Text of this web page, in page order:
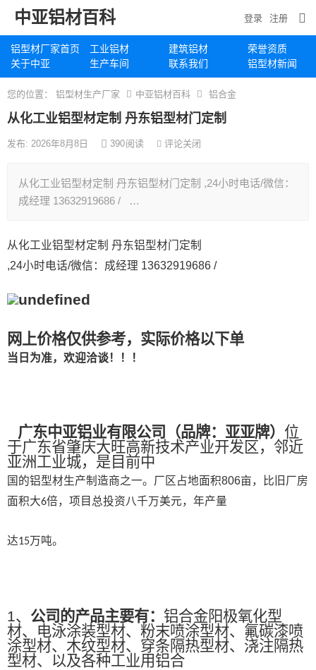
中亚铝材百科
铝型材厂家首页 工业铝材 建筑铝材
荣誉资质
关于中亚
生产车间 联系我们 铝型材新闻
登录 注册
您的位置： 铝型材生产厂家 中亚铝材百科 铝合金
从化工业铝型材定制 丹东铝型材门定制
发布: 2026年8月8日 390阅读 评论关闭
从化工业铝型材定制 丹东铝型材门定制 ,24小时电话/微信：
成经理 13632919686 / …
从化工业铝型材定制 丹东铝型材门定制
,24小时电话/微信：成经理 13632919686 /
网上价格仅供参考，实际价格以下单
当日为准，欢迎洽谈！！！
广东中亚铝业有限公司 （品牌：亚亚牌） 位
于广东省肇庆大旺高新技术产业开发区，邻近
亚洲工业城，是目前中
国的铝型材生产制造商之一。 厂区占地面积806亩，比旧厂房
面积大6倍，项目总投资八千万美元，年产量
达15万吨。
1、 公司的产品主要有： 铝合金阳极氧化型
材、电泳涂装型材、粉末喷涂型材、氟碳漆喷
涂型材、木纹型材、穿条隔热型材、浇注隔热
型材、以及各种工业用铝合